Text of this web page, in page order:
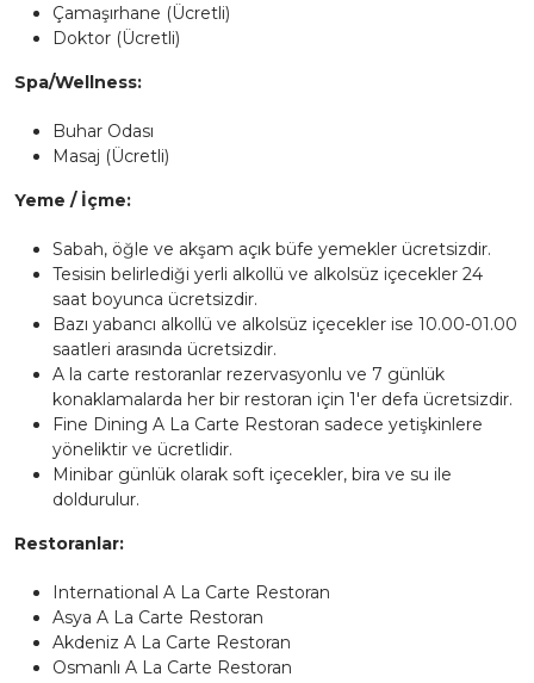
Çamaşırhane (Ücretli)
Doktor (Ücretli)
Spa/Wellness:
Buhar Odası
Masaj (Ücretli)
Yeme / İçme:
Sabah, öğle ve akşam açık büfe yemekler ücretsizdir.
Tesisin belirlediği yerli alkollü ve alkolsüz içecekler 24
saat boyunca ücretsizdir.
Bazı yabancı alkollü ve alkolsüz içecekler ise 10.00-01.00
saatleri arasında ücretsizdir.
A la carte restoranlar rezervasyonlu ve 7 günlük
konaklamalarda her bir restoran için 1'er defa ücretsizdir.
Fine Dining A La Carte Restoran sadece yetişkinlere
yöneliktir ve ücretlidir.
Minibar günlük olarak soft içecekler, bira ve su ile
doldurulur.
Restoranlar:
International A La Carte Restoran
Asya A La Carte Restoran
Akdeniz A La Carte Restoran
Osmanlı A La Carte Restoran